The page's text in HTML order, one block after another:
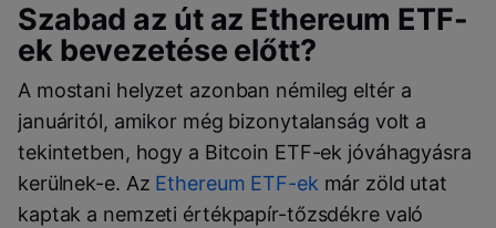
Szabad az út az Ethereum ETF-
ek bevezetése előtt?
A mostani helyzet azonban némileg eltér a
januáritól, amikor még bizonytalanság volt a
tekintetben, hogy a Bitcoin ETF-ek jóváhagyásra
kerülnek-e. Az Ethereum ETF-ek már zöld utat
kaptak a nemzeti értékpapír-tőzsdékre való